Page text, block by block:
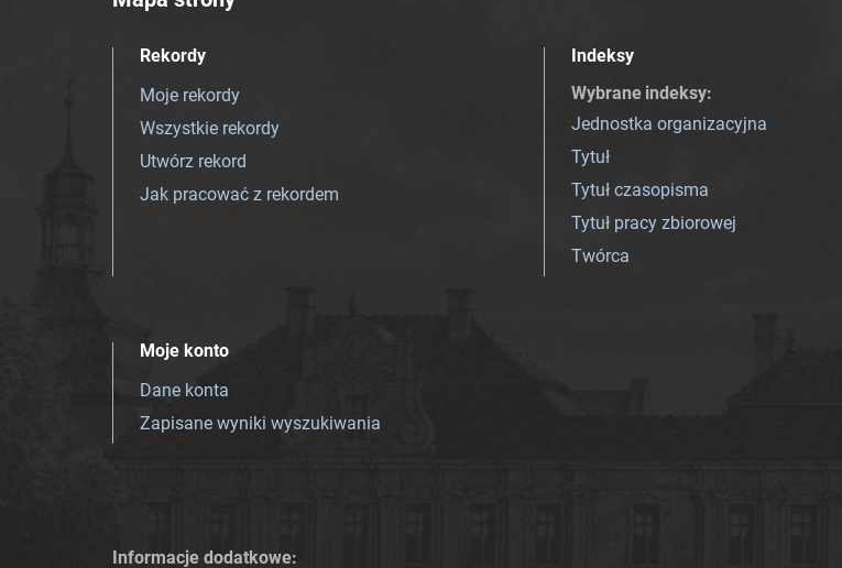
Rekordy
Moje rekordy
Wszystkie rekordy
Utwórz rekord
Jak pracować z rekordem
Indeksy
Wybrane indeksy:
Jednostka organizacyjna
Tytuł
Tytuł czasopisma
Tytuł pracy zbiorowej
Twórca
Moje konto
Dane konta
Zapisane wyniki wyszukiwania
Informacje dodatkowe: